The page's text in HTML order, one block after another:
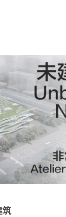
筑